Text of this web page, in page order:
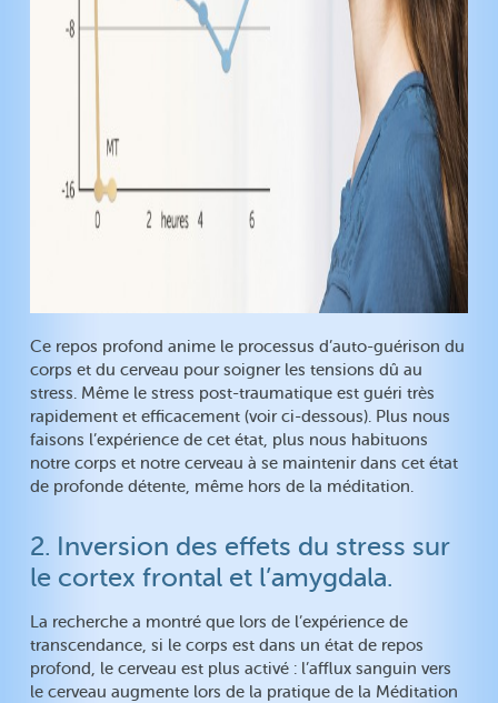
Ce repos profond anime le processus d’auto-guérison du
corps et du cerveau pour soigner les tensions dû au
stress. Même le stress post-traumatique est guéri très
rapidement et efficacement (voir ci-dessous). Plus nous
faisons l’expérience de cet état, plus nous habituons
notre corps et notre cerveau à se maintenir dans cet état
de profonde détente, même hors de la méditation.
2. Inversion des effets du stress sur
le cortex frontal et l’amygdala.
La recherche a montré que lors de l’expérience de
transcendance, si le corps est dans un état de repos
profond, le cerveau est plus activé : l’afflux sanguin vers
le cerveau augmente lors de la pratique de la Méditation